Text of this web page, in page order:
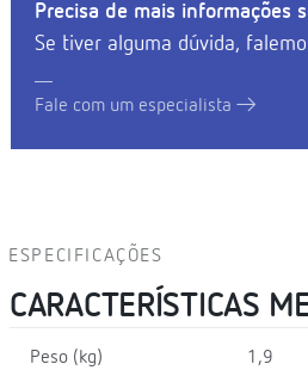
Precisa de mais informações
Se tiver alguma dúvida,
Fale com um especialista
ESPECIFICAÇÕES
CARACTERÍSTICAS
Peso (kg) 1,9